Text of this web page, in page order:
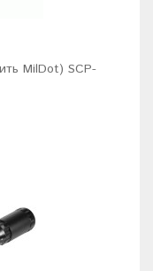
MilDot) SCP-